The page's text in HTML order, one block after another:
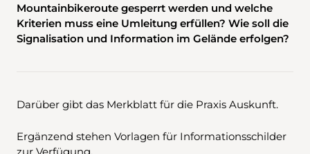
Mountainbikeroute gesperrt werden und welche
Kriterien muss eine Umleitung erfüllen? Wie soll die
Signalisation und Information im Gelände erfolgen?
Darüber gibt das Merkblatt für die Praxis Auskunft.
Ergänzend stehen Vorlagen für Informationsschilder